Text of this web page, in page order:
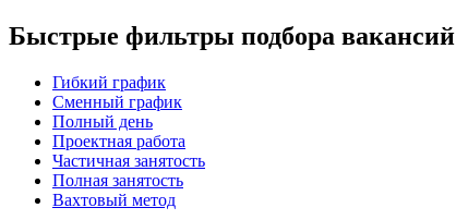
Быстрые фильтры подбора вакансий
Гибкий график
Сменный график
Полный день
Проектная работа
Частичная занятость
Полная занятость
Вахтовый метод